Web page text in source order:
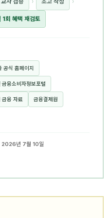
1회 혜택 재검토
공식 홈페이지
금융소비자정보포털
금융 자료 금융결제원
2026년 7월 10일